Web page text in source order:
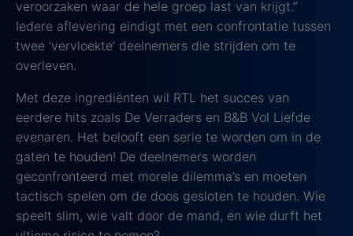
veroorzaken waar de hele groep last van krijgt.”
Iedere aflevering eindigt met een confrontatie tussen
twee ‘vervloekte’ deelnemers die strijden om te
overleven.
Met deze ingrediënten wil RTL het succes van
eerdere hits zoals De Verraders en B&B Vol Liefde
evenaren. Het belooft een serie te worden om in de
gaten te houden! De deelnemers worden
geconfronteerd met morele dilemma’s en moeten
tactisch spelen om de doos gesloten te houden. Wie
speelt slim, wie valt door de mand, en wie durft het